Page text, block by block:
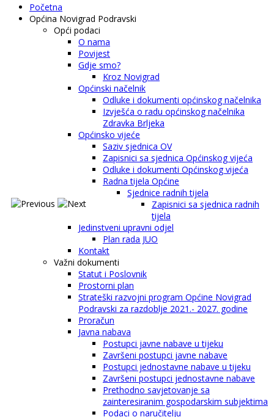
Početna
Općina Novigrad Podravski
Opći podaci
O nama
Povijest
Gdje smo?
Kroz Novigrad
Općinski načelnik
Odluke i dokumenti općinskog načelnika
Izvješća o radu općinskog načelnika
Zdravka Brljeka
Općinsko vijeće
Saziv sjednica OV
Zapisnici sa sjednica Općinskog vijeća
Odluke i dokumenti Općinskog vijeća
Radna tijela Općine
Sjednice radnih tijela
Zapisnici sa sjednica radnih
tijela
Jedinstveni upravni odjel
Plan rada JUO
Kontakt
Važni dokumenti
Statut i Poslovnik
Prostorni plan
Strateški razvojni program Općine Novigrad
Podravski za razdoblje 2021.- 2027. godine
Proračun
Javna nabava
Postupci javne nabave u tijeku
Završeni postupci javne nabave
Postupci jednostavne nabave u tijeku
Završeni postupci jednostavne nabave
Prethodno savjetovanje sa
zainteresiranim gospodarskim subjektima
Podaci o naručitelju